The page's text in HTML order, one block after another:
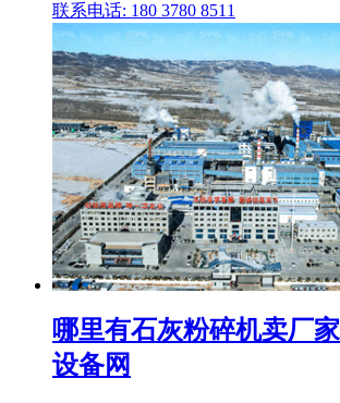
联系电话: 180 3780 8511
哪里有石灰粉碎机卖厂
设备网